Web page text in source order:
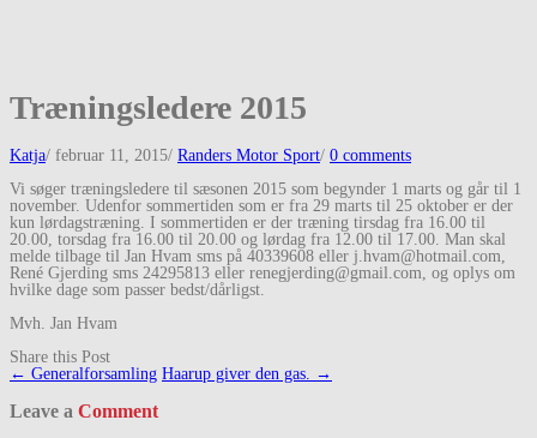
Træningsledere 2015
Katja/ februar 11, 2015/ Randers Motor Sport/ 0 comments
Vi søger træningsledere til sæsonen 2015 som begynder 1 marts og går til 1
november. Udenfor sommertiden som er fra 29 marts til 25 oktober er der
kun lørdagstræning. I sommertiden er der træning tirsdag fra 16.00 til
20.00, torsdag fra 16.00 til 20.00 og lørdag fra 12.00 til 17.00. Man skal
melde tilbage til Jan Hvam sms på 40339608 eller j.hvam@hotmail.com,
René Gjerding sms 24295813 eller renegjerding@gmail.com, og oplys om
hvilke dage som passer bedst/dårligst.
Mvh. Jan Hvam
Share this Post
Post
← Generalforsamling Haarup giver den gas. →
Leave a Comment